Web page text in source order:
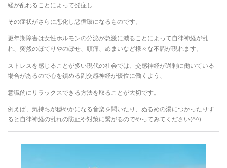
経が乱れることによって発症し
その症状がさらに悪化し悪循環になるものです。
更年期障害は女性ホルモンの分泌が急激に減ることによって自律神経が乱
れ、突然のほてりやのぼせ、頭痛、めまいなど様々な不調が現れます。
ストレスを感じることが多い現代の社会では、交感神経が過剰に働いている
場合があるので心を鎮める副交感神経が優位に働くよう、
意識的にリラックスできる方法を取ることが大切です。
例えば、気持ちが穏やかになる音楽を聞いたり、ぬるめの湯につかったりす
ると自律神経の乱れの防止や対策に繋がるのでやってみてください(^^)